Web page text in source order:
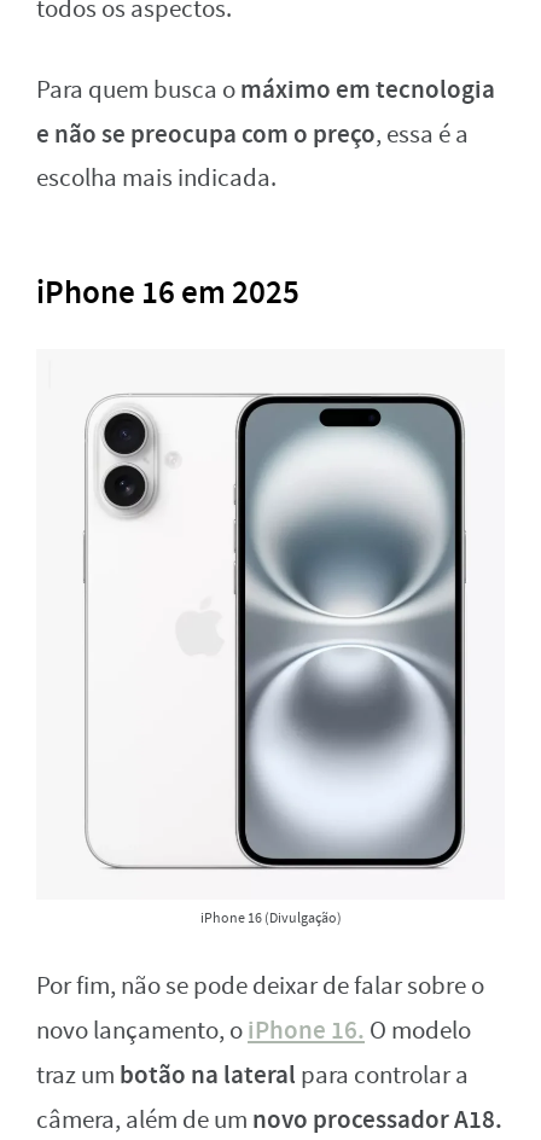
todos os aspectos.
Para quem busca omáximo em tecnologia
e não se preocupa com o preço, essa é a
escolha mais indicada.
iPhone 16 em 2025
iPhone 16 (Divulgação)
Por fim, não se pode deixar de falar sobre o
novo lançamento, oiPhone 16. O modelo
traz um botão na lateral para controlar a
câmera, além de um novo processador A18.